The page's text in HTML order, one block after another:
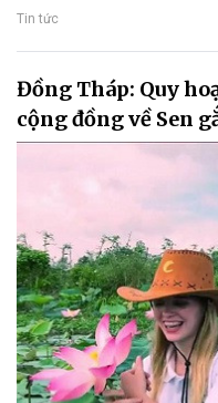
Tin tức
Đồng Tháp: Quy
cộng đồng về Sen